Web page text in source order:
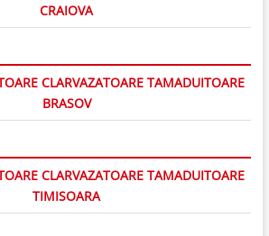
CRAIOVA
CLARVAZATOARE TAMADUITOARE
BRASOV
CLARVAZATOARE TAMADUITOARE
TIMISOARA